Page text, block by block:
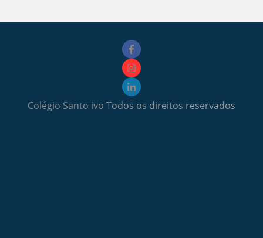
Colégio Santo ivo Todos os direitos reservados